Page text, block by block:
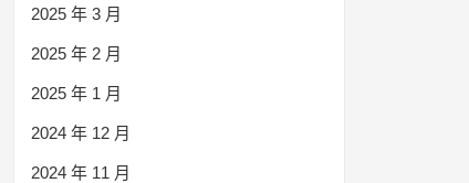
2025 年 3 月
2025 年 2 月
2025 年 1 月
2024 年 12 月
2024 年 11 月